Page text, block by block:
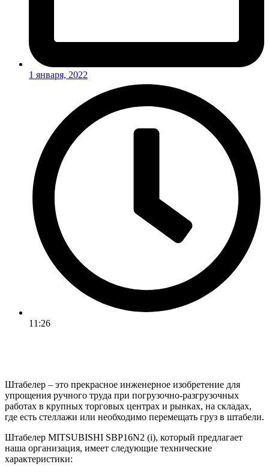
1 января, 2022
11:26
Штабелер – это прекрасное инженерное изобретение для
упрощения ручного труда при погрузочно-разгрузочных
работах в крупных торговых центрах и рынках, на складах,
где есть стеллажи или необходимо перемещать груз в штабели.
Штабелер MITSUBISHI SBP16N2 (i), который предлагает
наша организация, имеет следующие технические
характеристики: